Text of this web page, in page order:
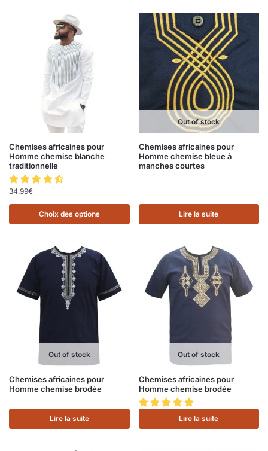
Chemises africaines pour
Homme chemise blanche
traditionnelle
34.99€
Choix des options
Out of stock
Chemises africaines pour
Homme chemise bleue à
manches courtes
Lire la suite
Out of stock
Chemises africaines pour
Homme chemise brodée
Lire la suite
Out of stock
Chemises africaines pour
Homme chemise brodée
Lire la suite